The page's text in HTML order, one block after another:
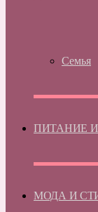
Семья
ПИТАНИЕ
МОДА И